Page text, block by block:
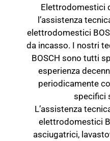
Elettrodomestici
l’assistenza
elettrodomestici
da incasso. I nostri
BOSCH sono tutti
esperienza
periodicamente
specifici
L’assistenza
elettrodomestici
asciugatrici,